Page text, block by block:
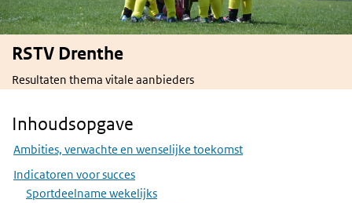
RSTV Drenthe
Resultaten thema vitale aanbieders
Skip Inhoudsopgave
Inhoudsopgave
Ambities, verwachte en wenselijke toekomst
Indicatoren voor succes
Sportdeelname wekelijks